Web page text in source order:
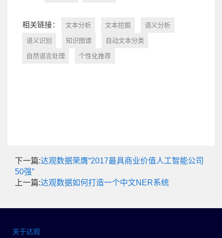
相关链接： 文本分析 文本挖掘 语义分析
语义识别 知识图谱 自动文本分类
自然语言处理 个性化推荐
下一篇:达观数据荣膺“2017最具商业价值人工智能公司
50强”
上一篇:达观数据如何打造一个中文NER系统
关于达观